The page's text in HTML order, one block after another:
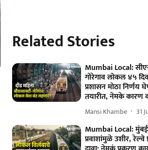
Related Stories
Mumbai Local:
गोरेगाव लोकल ४५
प्रशासन मोठा निर्णय
तयारीत, नेमके कारण
Mansi Khambe 31
Mumbai Local:
प्रवाशांमुळे उशीर, रेल्वे